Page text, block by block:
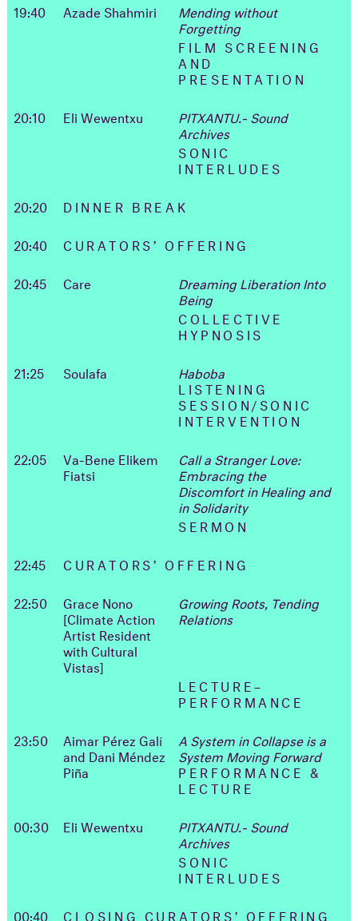
19:40
Azade Shahmiri
Mending without
Forgetting
FILM SCREENING
AND
PRESENTATION
20:10
Eli Wewentxu
PITXANTU.- Sound
Archives
SONIC
INTERLUDES
20:20
DINNER BREAK
20:40
CURATORS’ OFFERING
20:45
Care
Dreaming Liberation Into
Being
COLLECTIVE
HYPNOSIS
21:25
Soulafa
Haboba
LISTENING
SESSION/SONIC
INTERVENTION
22:05
Va-Bene Elikem
Fiatsi
Call a Stranger Love:
Embracing the
Discomfort in Healing and
in Solidarity
SERMON
22:45
CURATORS’ OFFERING
22:50
Grace Nono
[Climate Action
Artist Resident
with Cultural
Vistas]
Growing Roots, Tending
Relations
LECTURE–
PERFORMANCE
23:50
Aimar Pérez Galí
and Dani Méndez
Piña
A System in Collapse is a
System Moving Forward
PERFORMANCE &
LECTURE
00:30
Eli Wewentxu
PITXANTU.- Sound
Archives
SONIC
INTERLUDES
00:40
CLOSING CURATORS’ OFFERING